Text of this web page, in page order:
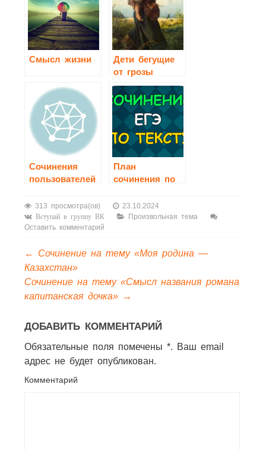
Смысл жизни
Дети бегущие
от грозы
сочинение 3
класс
Сочинения
пользователей
План
сочинения по
языку ЕГЭ в
2023 году
313 просмотра(ов) 23.10.2024
Вступай в группу ВК
Произвольная тема
Оставить комментарий
←
Сочинение на тему «Моя родина —
Казахстан»
Сочинение на тему «Смысл названия романа
капитанская дочка» →
ДОБАВИТЬ КОММЕНТАРИЙ
Обязательные поля помечены *. Ваш email
адрес не будет опубликован.
Комментарий